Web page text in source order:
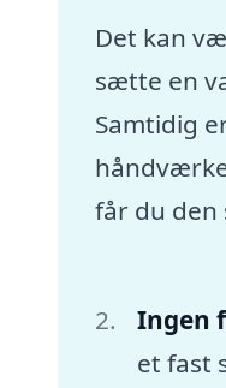
Det kan
sætte en
Samtidig
får du
Ingen
et fast